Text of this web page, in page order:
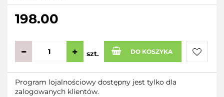
198.00
szt. DO KOSZYKA
Do
Program lojalnościowy dostępny jest tylko dla
zalogowanych klientów.